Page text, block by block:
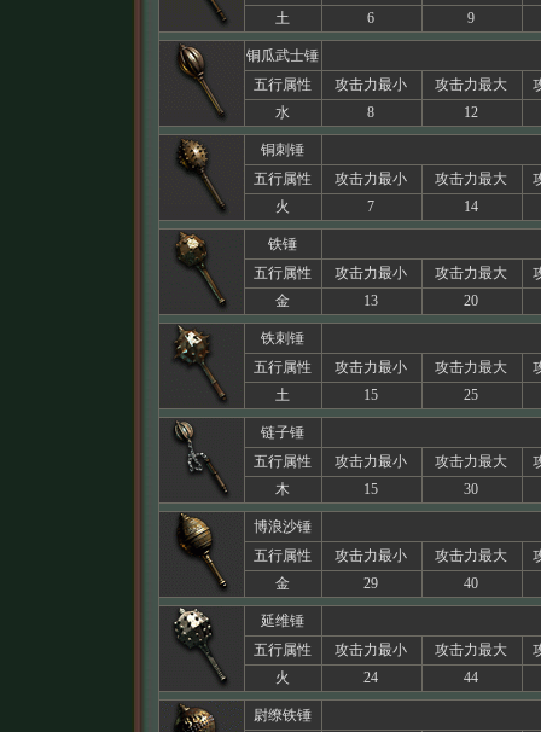
土
6 9
铜瓜武士锤
五行属性
攻击力最小 攻击力最大
水
8 12
铜刺锤
五行属性
攻击力最小 攻击力最大
火
7 14
铁锤
五行属性
攻击力最小 攻击力最大
金
13 20
铁刺锤
五行属性
攻击力最小 攻击力最大
土
15 25
链子锤
五行属性
攻击力最小 攻击力最大
木
15 30
博浪沙锤
五行属性
攻击力最小 攻击力最大
金
29 40
延维锤
五行属性
攻击力最小 攻击力最大
火
24 44
尉缭铁锤